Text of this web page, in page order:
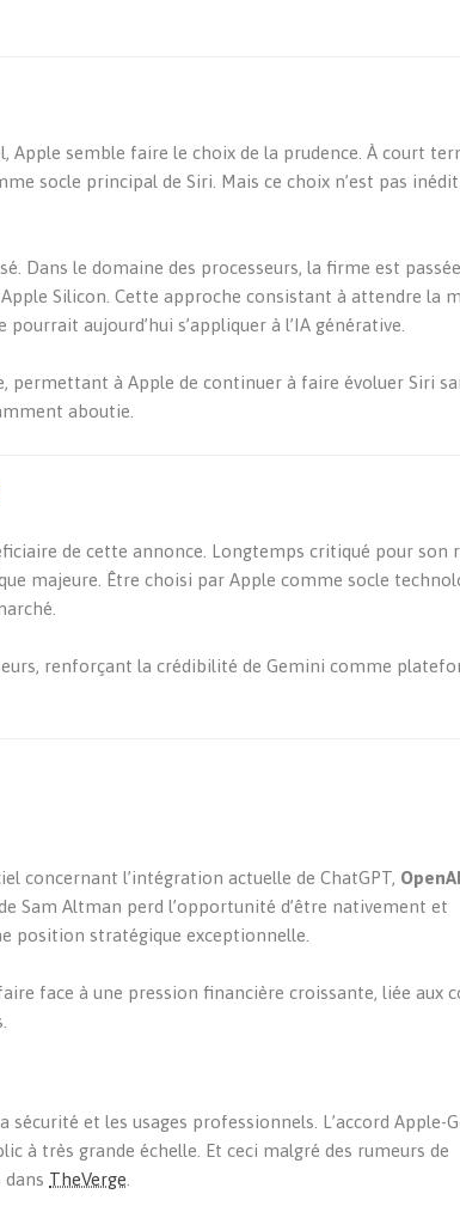
Apple semble faire le choix de la prudence. À court
socle principal de Siri. Mais ce choix n’est pas
Dans le domaine des processeurs, la firme est
Silicon. Cette approche consistant à attendre la
aujourd’hui s’appliquer à l’IA générative.
permettant à Apple de continuer à faire évoluer Siri
aboutie.
de cette annonce. Longtemps critiqué pour son
majeure. Être choisi par Apple comme socle
renforçant la crédibilité de Gemini comme
concernant l’intégration actuelle de ChatGPT,
de Sam Altman perd l’opportunité d’être nativement et
position stratégique exceptionnelle.
face à une pression financière croissante, liée aux
et les usages professionnels. L’accord Apple-
à très grande échelle. Et ceci malgré des rumeurs de
dans TheVerge